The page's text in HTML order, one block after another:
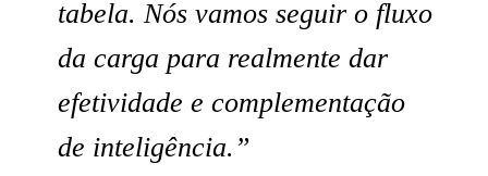
tabela. Nós vamos seguir o fluxo
da carga para realmente dar
efetividade e complementação
de inteligência.”